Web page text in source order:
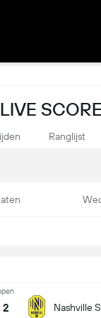
Ranglijst
2 Nashville